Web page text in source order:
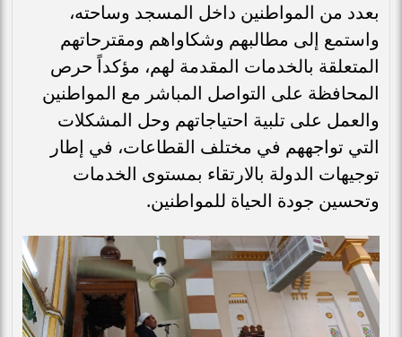
بعدد من المواطنين داخل المسجد وساحته،
واستمع إلى مطالبهم وشكاواهم ومقترحاتهم
المتعلقة بالخدمات المقدمة لهم، مؤكداً حرص
المحافظة على التواصل المباشر مع المواطنين
والعمل على تلبية احتياجاتهم وحل المشكلات
التي تواجههم في مختلف القطاعات، في إطار
توجيهات الدولة بالارتقاء بمستوى الخدمات
وتحسين جودة الحياة للمواطنين.